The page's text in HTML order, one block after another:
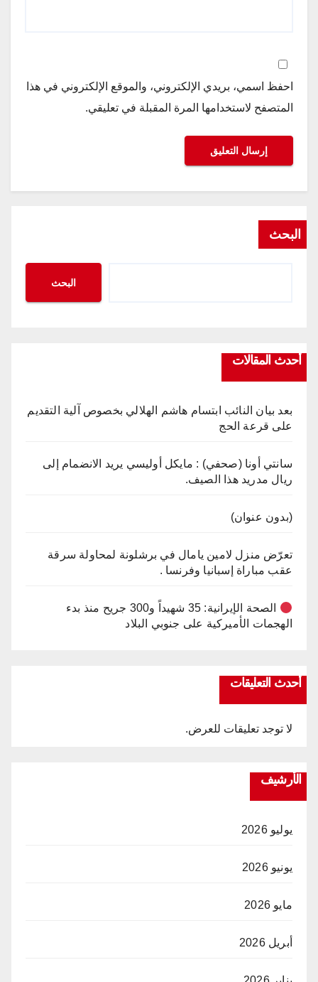
احفظ اسمي، بريدي الإلكتروني، والموقع الإلكتروني في هذا
المتصفح لاستخدامها المرة المقبلة في تعليقي.
البحث
البحث
أحدث المقالات
بعد بيان النائب ابتسام هاشم الهلالي بخصوص آلية التقديم
على قرعة الحج
سانتي أونا (صحفي) : مايكل أوليسي يريد الانضمام إلى
ريال مدريد هذا الصيف.
(بدون عنوان)
تعرّض منزل لامين يامال في برشلونة لمحاولة سرقة
عقب مباراة إسبانيا وفرنسا .
الصحة الإيرانية: 35 شهيداً و300 جريح منذ بدء
الهجمات الأميركية على جنوبي البلاد
أحدث التعليقات
لا توجد تعليقات للعرض.
الأرشيف
يوليو 2026
يونيو 2026
مايو 2026
أبريل 2026